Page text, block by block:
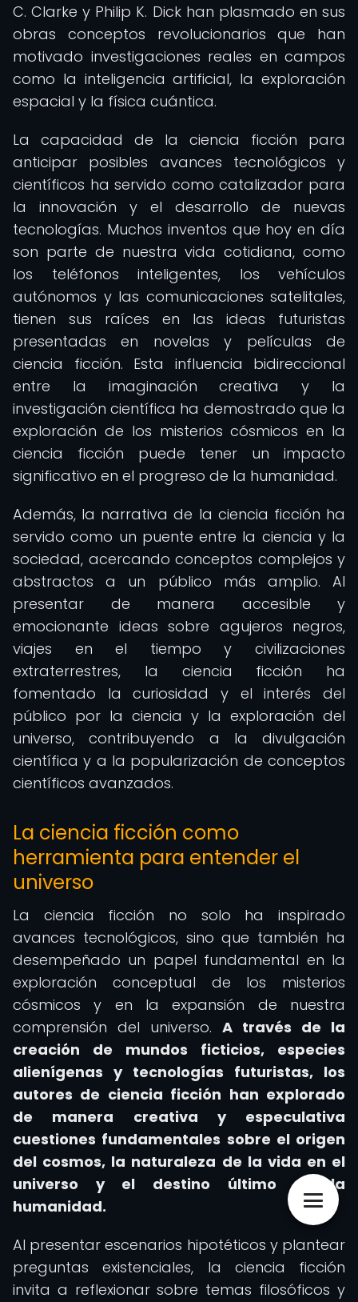
C. Clarke y Philip K. Dick han plasmado en sus
obras conceptos revolucionarios que han
motivado investigaciones reales en campos
como la inteligencia artificial, la exploración
espacial y la física cuántica.
La capacidad de la ciencia ficción para
anticipar posibles avances tecnológicos y
científicos ha servido como catalizador para
la innovación y el desarrollo de nuevas
tecnologías. Muchos inventos que hoy en día
son parte de nuestra vida cotidiana, como
los teléfonos inteligentes, los vehículos
autónomos y las comunicaciones satelitales,
tienen sus raíces en las ideas futuristas
presentadas en novelas y películas de
ciencia ficción. Esta influencia bidireccional
entre la imaginación creativa y la
investigación científica ha demostrado que la
exploración de los misterios cósmicos en la
ciencia ficción puede tener un impacto
significativo en el progreso de la humanidad.
Además, la narrativa de la ciencia ficción ha
servido como un puente entre la ciencia y la
sociedad, acercando conceptos complejos y
abstractos a un público más amplio. Al
presentar de manera accesible y
emocionante ideas sobre agujeros negros,
viajes en el tiempo y civilizaciones
extraterrestres, la ciencia ficción ha
fomentado la curiosidad y el interés del
público por la ciencia y la exploración del
universo, contribuyendo a la divulgación
científica y a la popularización de conceptos
científicos avanzados.
La ciencia ficción como
herramienta para entender el
universo
La ciencia ficción no solo ha inspirado
avances tecnológicos, sino que también ha
desempeñado un papel fundamental en la
exploración conceptual de los misterios
cósmicos y en la expansión de nuestra
comprensión del universo. A través de la
creación de mundos ficticios, especies
alienígenas y tecnologías futuristas, los
autores de ciencia ficción han explorado
de manera creativa y especulativa
cuestiones fundamentales sobre el origen
del cosmos, la naturaleza de la vida en el
universo y el destino último de la
humanidad.
Al presentar escenarios hipotéticos y plantear
preguntas existenciales, la ciencia ficción
invita a reflexionar sobre temas filosóficos y